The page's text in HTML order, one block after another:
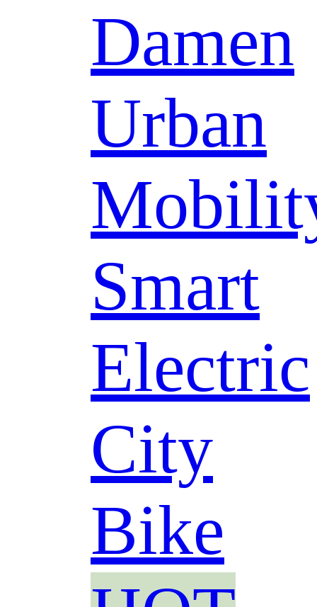
Damen
Urban
Smart
Electric
City
Bike